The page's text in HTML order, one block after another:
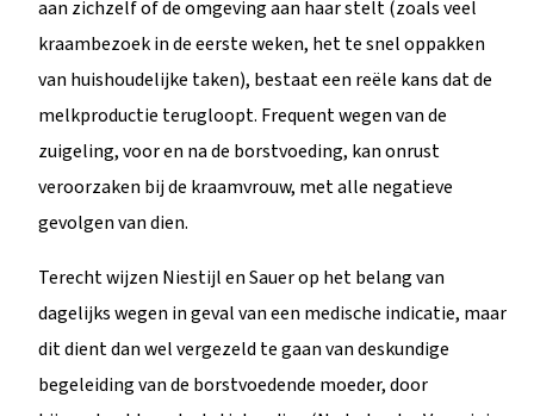
aan zichzelf of de omgeving aan haar stelt (zoals veel
kraambezoek in de eerste weken, het te snel oppakken
van huishoudelijke taken), bestaat een reële kans dat de
melkproductie terugloopt. Frequent wegen van de
zuigeling, voor en na de borstvoeding, kan onrust
veroorzaken bij de kraamvrouw, met alle negatieve
gevolgen van dien.
Terecht wijzen Niestijl en Sauer op het belang van
dagelijks wegen in geval van een medische indicatie, maar
dit dient dan wel vergezeld te gaan van deskundige
begeleiding van de borstvoedende moeder, door